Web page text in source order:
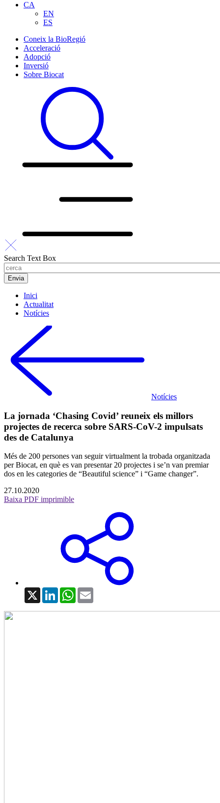
CA
EN
ES
Coneix la BioRegió
Acceleració
Adopció
Inversió
Sobre Biocat
Search Text Box
Inici
Actualitat
Notícies
Notícies
La jornada ‘Chasing Covid’ reuneix els millors
projectes de recerca sobre SARS-CoV-2 impulsats
des de Catalunya
Més de 200 persones van seguir virtualment la trobada organitzada
per Biocat, en què es van presentar 20 projectes i se’n van premiar
dos en les categories de “Beautiful science” i “Game changer”.
27.10.2020
Baixa PDF imprimible
X LinkedInWhatsApp